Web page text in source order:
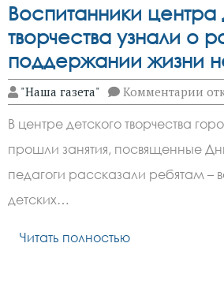
Воспитанники центра
творчества узнали о
поддержании жизни
"Наша газета" Комментарии к
о
В центре детского творчества
прошли занятия, посвященные
педагоги рассказали ребятам –
детских…
Читать полностью